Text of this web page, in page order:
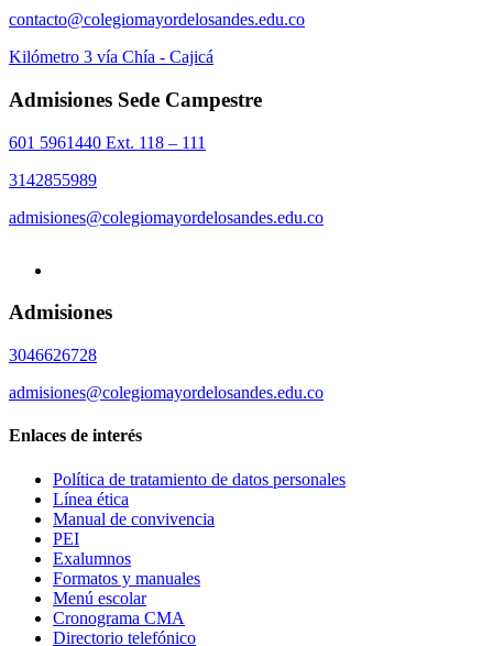
contacto@colegiomayordelosandes.edu.co
Kilómetro 3 vía Chía - Cajicá
Admisiones Sede Campestre
601 5961440 Ext. 118 – 111
3142855989
admisiones@colegiomayordelosandes.edu.co
Admisiones
3046626728
admisiones@colegiomayordelosandes.edu.co
Enlaces de interés
Política de tratamiento de datos personales
Línea ética
Manual de convivencia
PEI
Exalumnos
Formatos y manuales
Menú escolar
Cronograma CMA
Directorio telefónico